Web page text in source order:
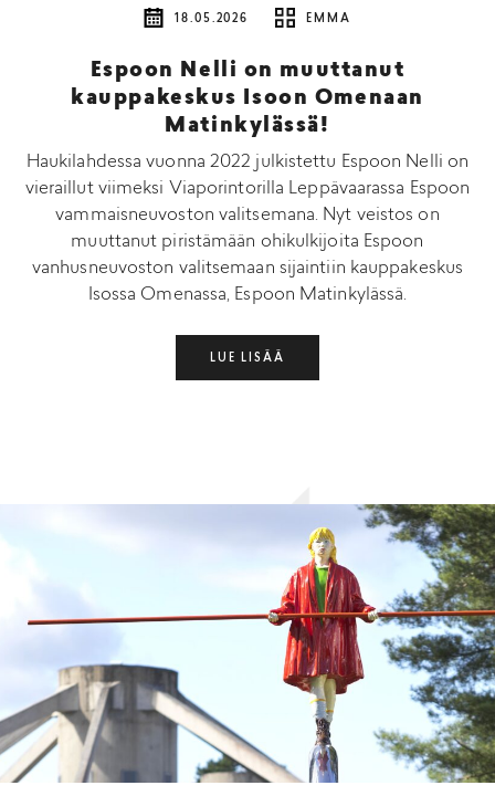
18.05.2026 EMMA
Espoon Nelli on muuttanut
kauppakeskus Isoon Omenaan
Matinkylässä!
Haukilahdessa vuonna 2022 julkistettu Espoon Nelli on
vieraillut viimeksi Viaporintorilla Leppävaarassa Espoon
vammaisneuvoston valitsemana. Nyt veistos on
muuttanut piristämään ohikulkijoita Espoon
vanhusneuvoston valitsemaan sijaintiin kauppakeskus
Isossa Omenassa, Espoon Matinkylässä.
LUE LISÄÄ